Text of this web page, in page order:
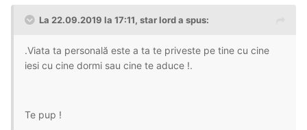
La 22.09.2019 la 17:11, star lord a spus:
.Viata ta personală este a ta te priveste pe tine cu cine
iesi cu cine dormi sau cine te aduce !.
Te pup !